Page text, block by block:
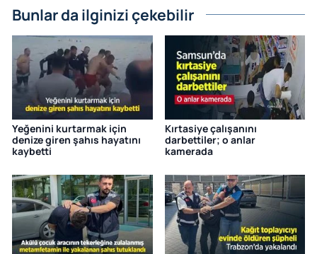
Bunlar da ilginizi çekebilir
Yeğenini kurtarmak için
denize giren şahıs hayatını
kaybetti
Kırtasiye çalışanını
darbettiler; o anlar
kamerada